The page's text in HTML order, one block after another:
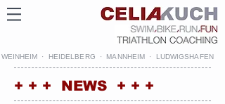
WEINHEIM · HEIDELBERG · MANNHEIM · LUDWIGSHAFEN
+ + + NEWS + + +